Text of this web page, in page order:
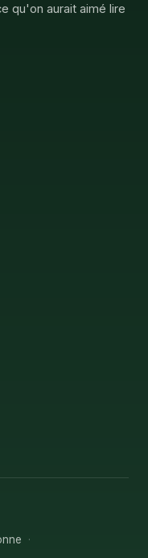
qu'on aurait aimé lire